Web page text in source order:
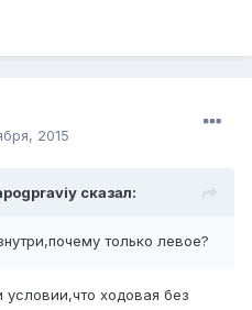
2015
сказал:
только левое?
условии,что ходовая без